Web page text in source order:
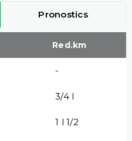
Pronostics
Red.km
-
3/4 l
1 l 1/2